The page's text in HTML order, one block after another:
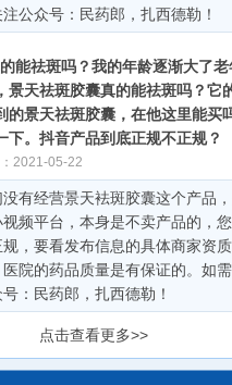
公众号：民药郎，扎西德勒！
能祛斑吗？我的年龄逐渐大了
景天祛斑胶囊真的能祛斑吗？它
的景天祛斑胶囊，在他这里能买
下。抖音产品到底正规不正规？
2021-05-22
有经营景天袪斑胶囊这个产品
频平台，本身是不卖产品的，
，要看发布信息的具体商家资
院的药品质量是有保证的。如
：民药郎，扎西德勒！
点击查看更多>>